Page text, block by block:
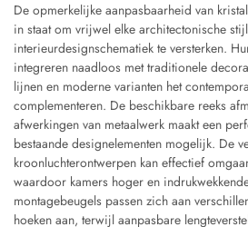
De opmerkelijke aanpasbaarheid van
in staat om vrijwel elke architectonische
interieurdesignschematiek te versterken.
integreren naadloos met traditionele
lijnen en moderne varianten het
complementeren. De beschikbare reeks
afwerkingen van metaalwerk maakt een
bestaande designelementen mogelijk. De
kroonluchterontwerpen kan effectief
waardoor kamers hoger en
montagebeugels passen zich aan
hoeken aan, terwijl aanpasbare